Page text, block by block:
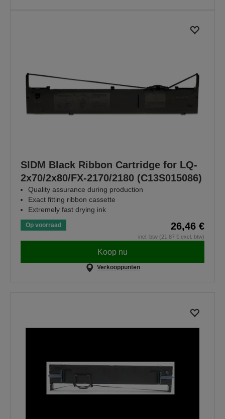
SIDM Black Ribbon Cartridge for LQ-
2x70/2x80/FX-2170/2180 (C13S015086)
Quality assurance during production
Exact fitting ribbon cassette
Extremely fast drying ink
Op voorraad 26,46 €
incl. btw (21,87 € excl. btw)
Koop nu
Verkooppunten